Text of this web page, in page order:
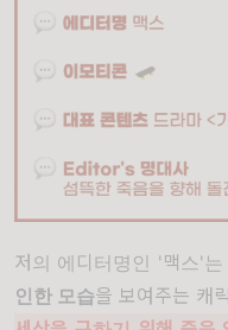
저의 에디터명인 '맥스'
인한 모습을 보여주는 캐